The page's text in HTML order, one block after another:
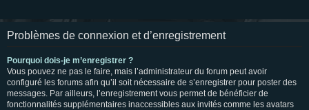
Problèmes de connexion et d’enregistrement
Pourquoi dois-je m’enregistrer ?
Vous pouvez ne pas le faire, mais l’administrateur du forum peut avoir
configuré les forums afin qu’il soit nécessaire de s’enregistrer pour poster des
messages. Par ailleurs, l’enregistrement vous permet de bénéficier de
fonctionnalités supplémentaires inaccessibles aux invités comme les avatars